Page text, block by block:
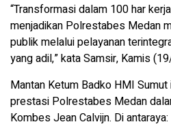
“Transformasi dalam 100 har
menjadikan Polrestabes Medan
publik melalui pelayanan
yang adil,” kata Samsir, Kamis
Mantan Ketum Badko HMI
prestasi Polrestabes Medan
Kombes Jean Calvijn. Di antaraya: